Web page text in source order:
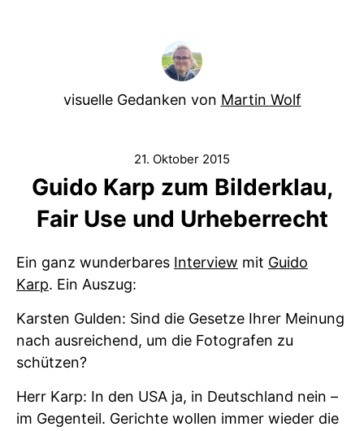
visuelle Gedanken von Martin Wolf
21. Oktober 2015
Guido Karp zum Bilderklau,
Fair Use und Urheberrecht
Ein ganz wunderbares Interview mit Guido
Karp. Ein Auszug:
Karsten Gulden: Sind die Gesetze Ihrer Meinung
nach ausreichend, um die Fotografen zu
schützen?
Herr Karp: In den USA ja, in Deutschland nein –
im Gegenteil. Gerichte wollen immer wieder die